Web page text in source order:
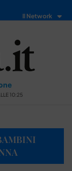
Il Network
10:25